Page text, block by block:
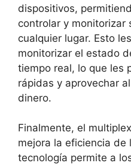
dispositivos,
controlar y monitorizar
cualquier lugar. Esto
monitorizar el estado
tiempo real, lo que les
rápidas y aprovechar
dinero.
Finalmente, el
mejora la eficiencia de
tecnología permite a